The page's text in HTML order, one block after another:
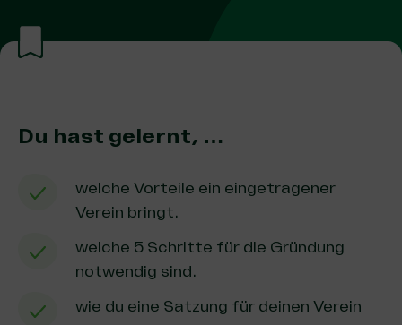
Du hast gelernt, …
welche Vorteile ein eingetragener
Verein bringt.
welche 5 Schritte für die Gründung
notwendig sind.
wie du eine Satzung für deinen Verein